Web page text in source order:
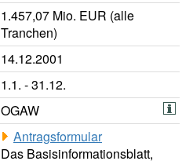
1.457,07 Mio. EUR (alle
Tranchen)
14.12.2001
1.1. - 31.12.
OGAW
Antragsformular
Das Basisinformationsblatt,